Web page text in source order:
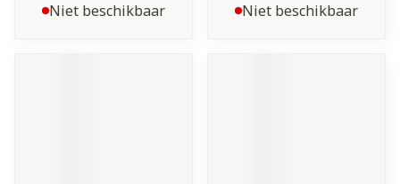
Niet beschikbaar Niet beschikbaar